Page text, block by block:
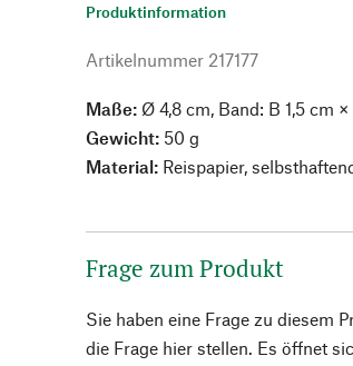
Produktinformation
Artikelnummer 217177
Maße: Ø 4,8 cm, Band: B 1,5 cm ×
Gewicht: 50 g
Material: Reispapier,
Frage zum Produkt
Sie haben eine Frage zu diesem
die Frage hier stellen. Es öffnet